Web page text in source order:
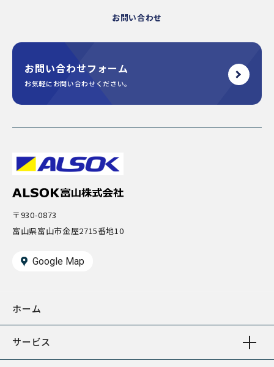
お問い合わせ
お問い合わせフォーム
お気軽にお問い合わせください。
〒930-0873
富山県富山市金屋2715番地10
Google Map
ホーム
サービス